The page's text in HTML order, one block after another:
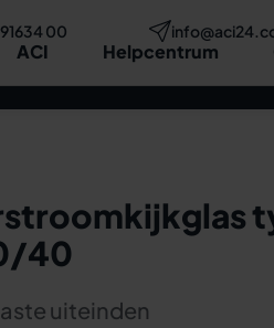
00
ACI Helpcentrum
Advies Nu
40
uiteinden